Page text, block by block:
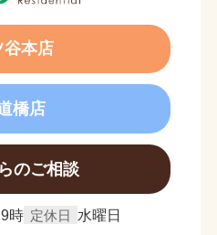
谷本店
橋店
のご相談
時 定休日 水曜日